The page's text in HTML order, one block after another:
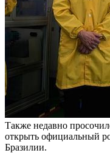
Также недавно
открыть официальный
Бразилии.